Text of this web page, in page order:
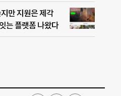
만 지원은 제각
는 플랫폼 나왔다